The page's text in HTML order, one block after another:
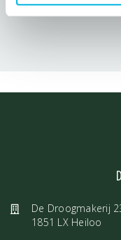
Jouw
De Droogmakerij
1851 LX Heiloo